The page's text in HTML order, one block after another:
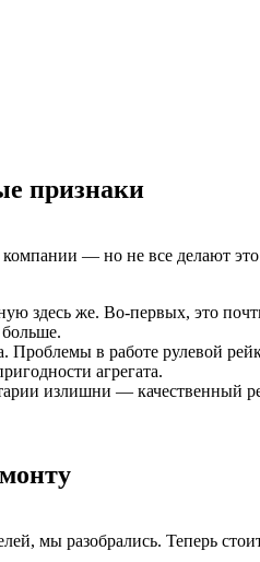
признаки
— но не все делают
здесь же. Во-первых, это
Проблемы в работе рулевой
агрегата.
излишни — качественный
мы разобрались. Теперь